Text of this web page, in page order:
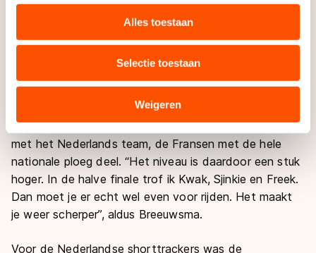
websiteverkeer te analyseren. We delen informatie over
combineren met andere gegevens die u aan hen heeft
verstrekt of die zij hebben verzameld via hun services.
Sommige partners kunnen gegevens doorgeven aan
landen buiten de EU, zoals de VS, waar mogelijk geen
adequaat beschermingsniveau geldt volgens de GDPR.
Door op ‘Toestaan’ te klikken, stemt u in met deze
overdracht. Meer informatie vindt u in ons
Alles toestaan
Selectie toestaan
Weigeren
Waar sta ik? Dit is het moment om dingen uit te
Met drie Europees kampioenen (Haralds Silovs (2x),
wereldkampioen (Yoon-Gy Kwak) aan de start lag het
niveau van de trainingswedstrijd hoog. Bovendien
namen, naast de buitenlandse rijders die meetrainen
met het Nederlands team, de Fransen met de hele
nationale ploeg deel. “Het niveau is daardoor een stuk
hoger. In de halve finale trof ik Kwak, Sjinkie en Freek.
Dan moet je er echt wel even voor rijden. Het maakt
je weer scherper”, aldus Breeuwsma.
Voor de Nederlandse shorttrackers was de